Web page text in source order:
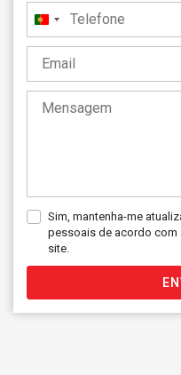
Portugal
+351
Sim, mantenha-me
pessoais de acordo com
site.